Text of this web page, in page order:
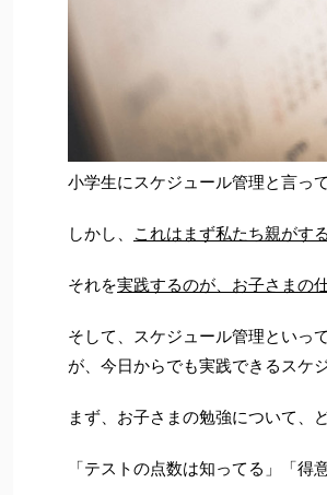
小学生にスケジュール管理と言っ
しかし、 これはまず私たち親がす
それを実践するのが、お子さまの
そして、スケジュール管理といっ
が、今日からでも実践できるスケ
まず、お子さまの勉強について、
「テストの点数は知ってる」「得